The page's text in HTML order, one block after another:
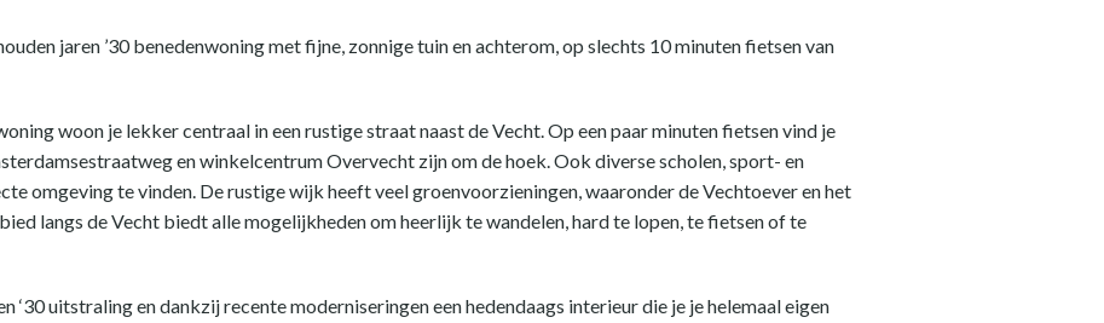
jaren ’30 benedenwoning met fijne, zonnige tuin en achterom, op slechts 10 minuten fietsen van
woon je lekker centraal in een rustige straat naast de Vecht. Op een paar minuten fietsen vind je
en winkelcentrum Overvecht zijn om de hoek. Ook diverse scholen, sport- en
omgeving te vinden. De rustige wijk heeft veel groenvoorzieningen, waaronder de Vechtoever en het
langs de Vecht biedt alle mogelijkheden om heerlijk te wandelen, hard te lopen, te fietsen of te
‘30 uitstraling en dankzij recente moderniseringen een hedendaags interieur die je je helemaal eigen